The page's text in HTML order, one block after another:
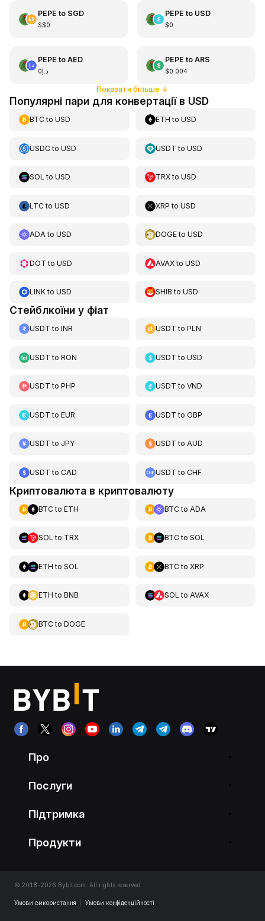
PEPE to SGD
S$0
PEPE to USD
$0
PEPE to AED
د.إ0
PEPE to ARS
$0.004
Показати більше ↓
Популярні пари для конвертації в USD
BTCto USD ETH toUSD
USDCto USD USDT toUSD
SOL to USD TRXtoUSD
LTCto USD XRP toUSD
ADAto USD DOGEtoUSD
DOT to USD AVAXtoUSD
LINKto USD SHIB toUSD
Стейблкоїни у фіат
USDT to INR USDT toPLN
USDT to RON USDT toUSD
USDT to PHP USDT toVND
USDT to EUR USDT toGBP
USDT to JPY USDT toAUD
USDT to CAD USDT toCHF
Криптовалюта в криптовалюту
BTCto ETH BTCto ADA
SOL to TRX BTCto SOL
ETH to SOL BTCto XRP
ETH to BNB SOL to AVAX
BTCto DOGE
Про
Послуги
Підтримка
Продукти
© 2018-2026 Bybit.com. All rights reserved.
Умови використання Умови конфіденційності